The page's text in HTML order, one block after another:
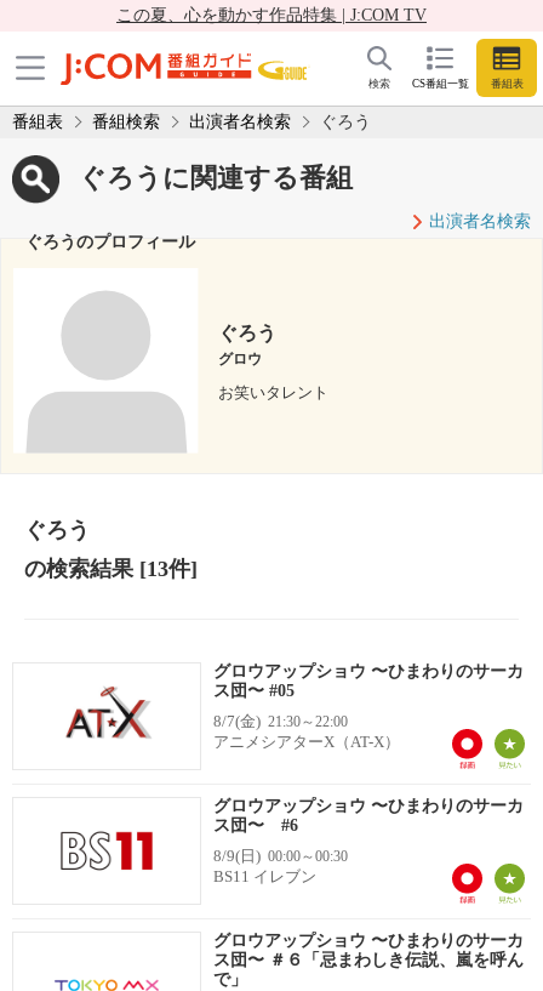
この夏、心を動かす作品特集 | J:COM TV
CS番組一覧 番組表
検索
番組表 番組検索 出演者名検索 ぐろう
ぐろうに関連する番組
出演者名検索
ぐろうのプロフィール
ぐろう
グロウ
お笑いタレント
ぐろう
の検索結果[13件]
グロウアップショウ 〜ひまわりのサーカ
ス団〜 #05
8/7(金) 21:30～22:00
アニメシアターX（AT-X）
グロウアップショウ 〜ひまわりのサーカ
ス団〜 #6
8/9(日) 00:00～00:30
BS11 イレブン
グロウアップショウ 〜ひまわりのサーカ
ス団〜 ＃６「忌まわしき伝説、嵐を呼ん
で」